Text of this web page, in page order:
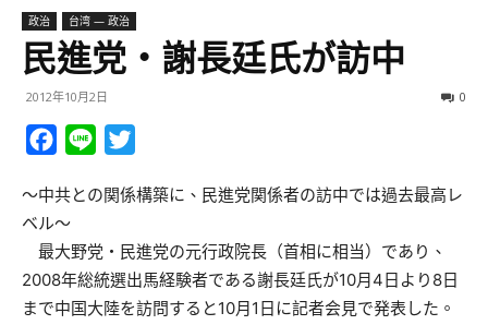
政治 台湾 — 政治
民進党・謝長廷氏が訪中
2012年10月2日 0
Facebook
Line
～中共との関係構築に、民進党関係者の訪中では過去最高レ
ベル～
最大野党・民進党の元行政院長（首相に相当）であり、
2008年総統選出馬経験者である謝長廷氏が10月4日より8日
まで中国大陸を訪問すると10月1日に記者会見で発表した。